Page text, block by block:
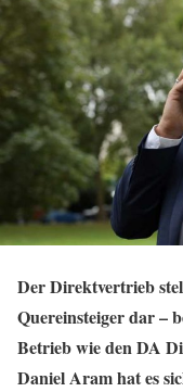
Der Direktvertrieb
Quereinsteiger dar –
Betrieb wie den DA
Daniel Aram hat es